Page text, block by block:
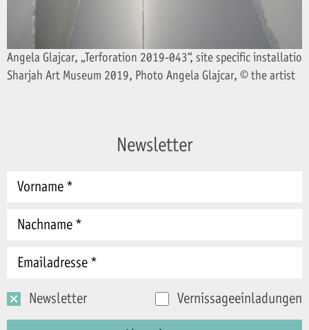
Angela Glajcar, „Terforation 2019-043“, site specific
Sharjah Art Museum 2019, Photo Angela Glajcar, © the artist
Newsletter
Newsletter Vernissageeinladungen